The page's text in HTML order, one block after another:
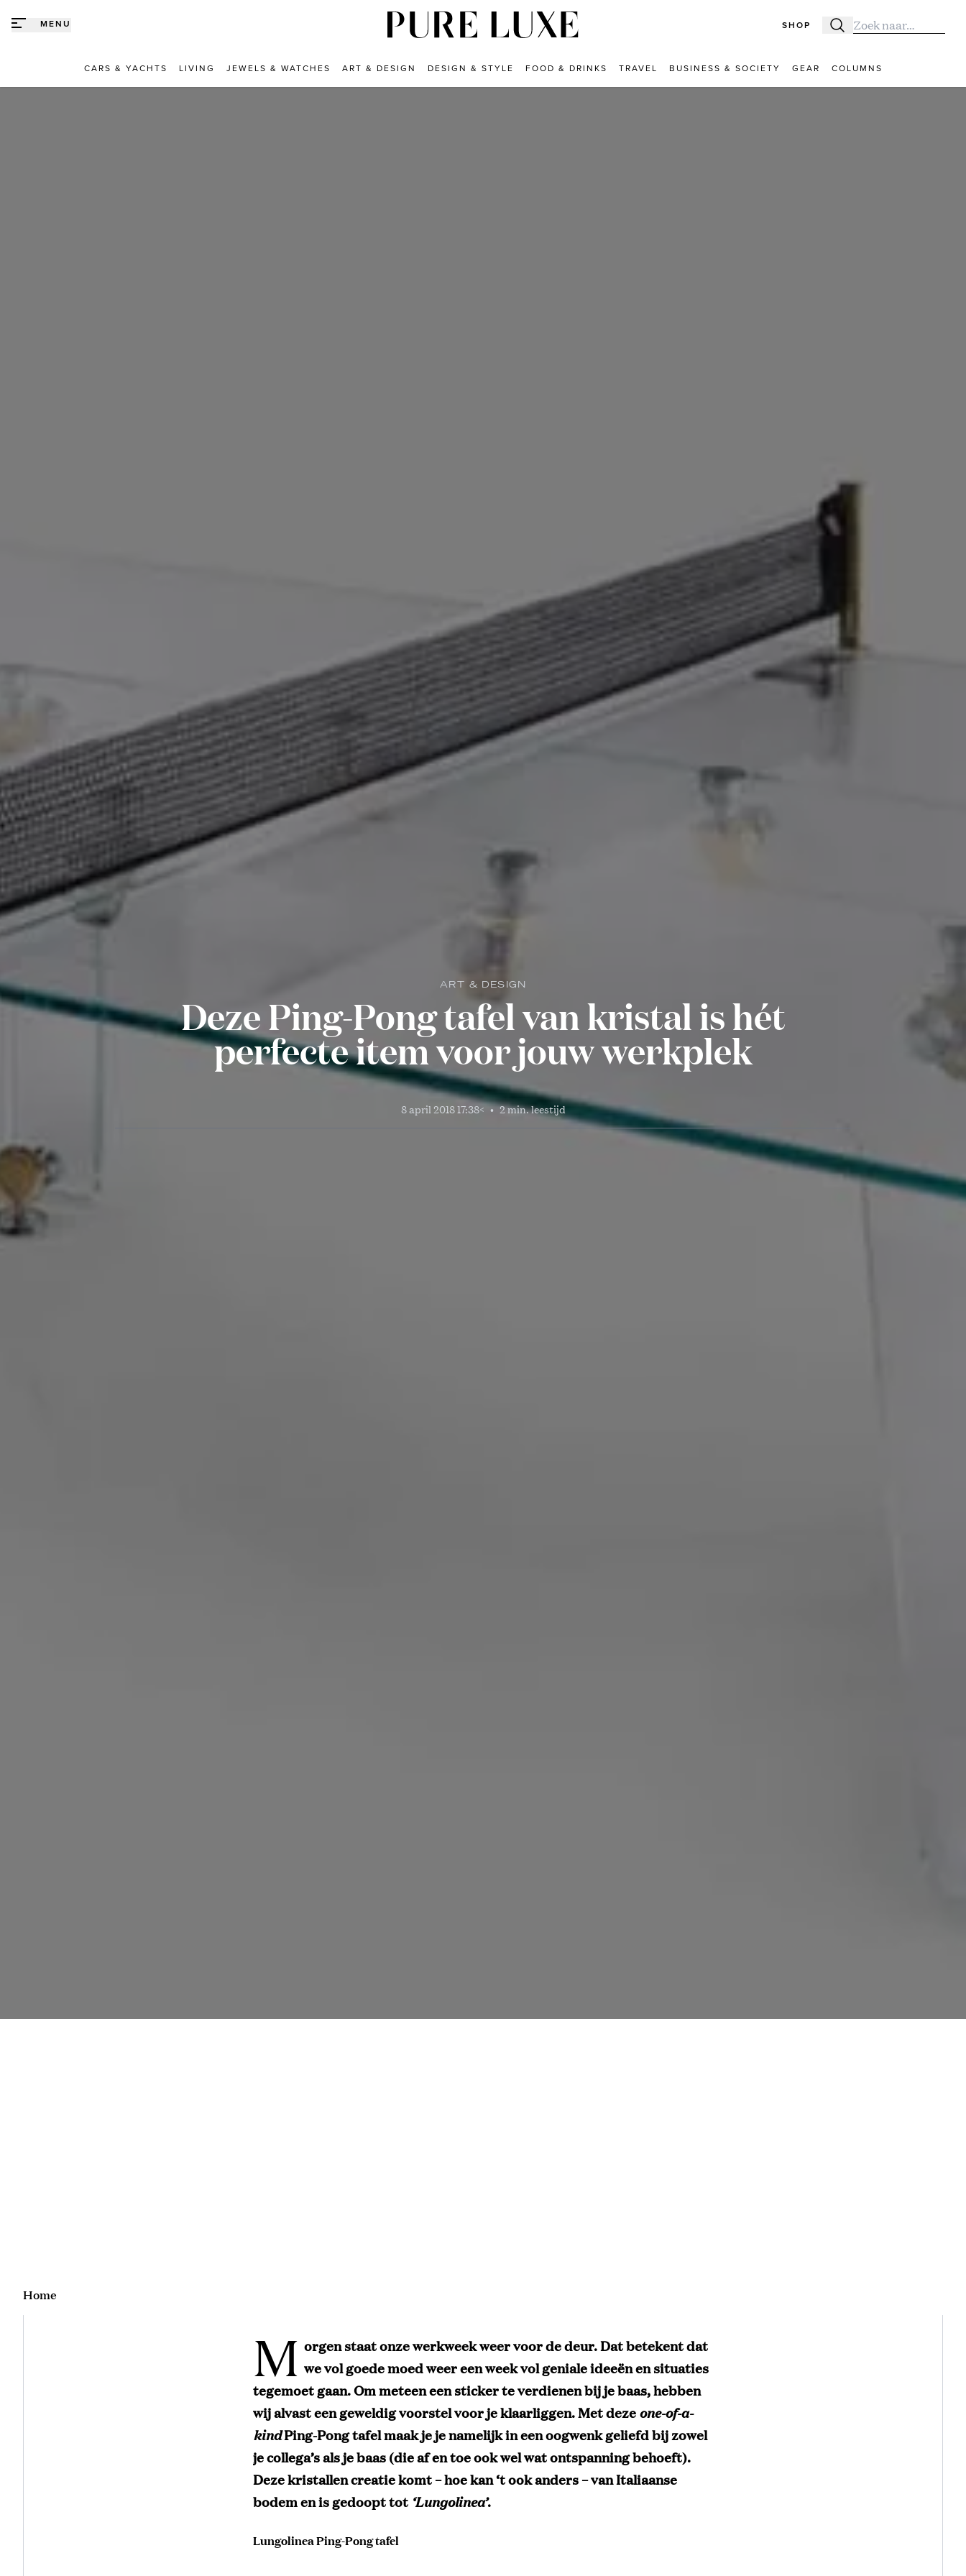
MENU SHOP Zoeken
Zoek naar:
CARS & YACHTS LIVING JEWELS & WATCHES ART & DESIGN DESIGN & STYLE FOOD & DRINKS TRAVEL BUSINESS & SOCIETY GEAR COLUMNS
ART & DESIGN
Deze Ping-Pong tafel van kristal is hét
perfecte item voor jouw werkplek
8 april 2018 17:38< • 2 min. leestijd
Home
M orgen staat onze werkweek weer voor de deur. Dat betekent dat
we vol goede moed weer een week vol geniale ideeën en situaties
tegemoet gaan. Om meteen een sticker te verdienen bij je baas, hebben
wij alvast een geweldig voorstel voor je klaarliggen. Met dezeone-of-a-
kindPing-Pong tafel maak je je namelijk in een oogwenk geliefd bij zowel
je collega’s als je baas (die af en toe ook wel wat ontspanning behoeft).
Deze kristallen creatie komt – hoe kan ‘t ook anders – van Italiaanse
bodem en is gedoopt tot ‘Lungolinea’.
Lungolinea Ping-Pong tafel